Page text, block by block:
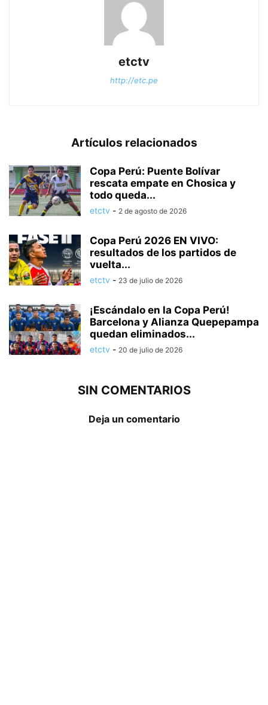
etctv
http://etc.pe
Artículos relacionados
Copa Perú: Puente Bolívar
rescata empate en Chosica y
todo queda...
etctv - 2 de agosto de 2026
Copa Perú 2026 EN VIVO:
resultados de los partidos de
vuelta...
etctv - 23 de julio de 2026
¡Escándalo en la Copa Perú!
Barcelona y Alianza Quepepampa
quedan eliminados...
etctv - 20 de julio de 2026
SIN COMENTARIOS
Deja un comentario